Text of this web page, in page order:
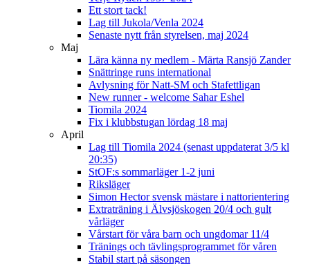
Ett stort tack!
Lag till Jukola/Venla 2024
Senaste nytt från styrelsen, maj 2024
Maj
Lära känna ny medlem - Märta Ransjö Zander
Snättringe runs international
Avlysning för Natt-SM och Stafettligan
New runner - welcome Sahar Eshel
Tiomila 2024
Fix i klubbstugan lördag 18 maj
April
Lag till Tiomila 2024 (senast uppdaterat 3/5 kl
20:35)
StOF:s sommarläger 1-2 juni
Riksläger
Simon Hector svensk mästare i nattorientering
Extraträning i Älvsjöskogen 20/4 och gult
vårläger
Vårstart för våra barn och ungdomar 11/4
Tränings och tävlingsprogrammet för våren
Stabil start på säsongen